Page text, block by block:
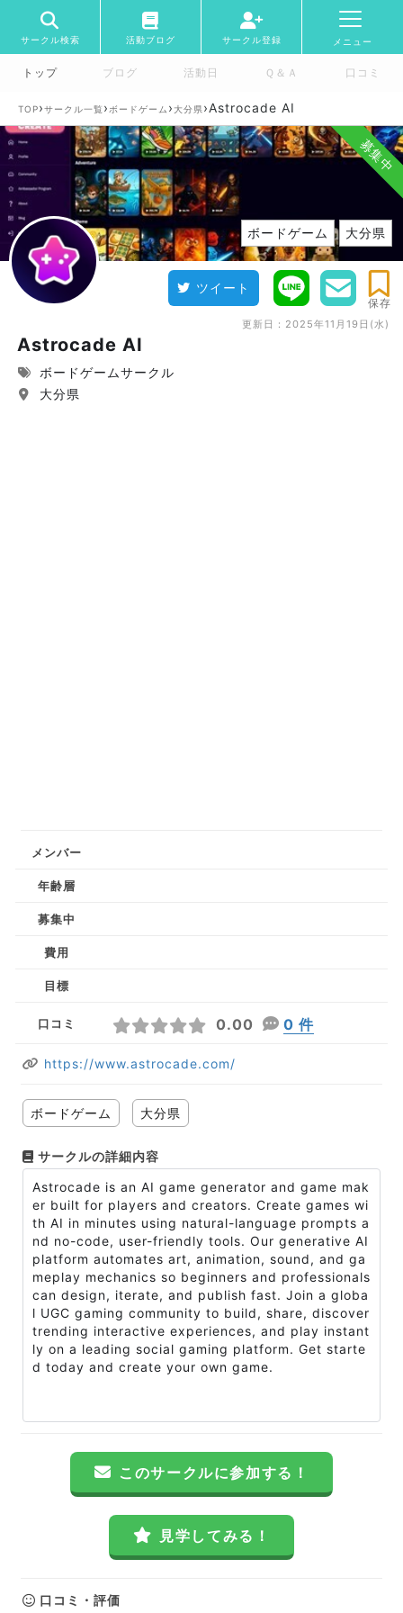
サークル検索 活動ブログ サークル登録 メニュー
トップ ブログ 活動日 Ｑ＆Ａ 口コミ
TOP›サークル一覧 › ボードゲーム › 大分県›Astrocade AI
募集中
ボードゲーム 大分県
ツイート
保存
更新日： 2025年11月19日(水)
Astrocade AI
ボードゲームサークル
大分県
メンバー
年齢層
募集中
費用
目標
口コミ 0.00 0 件
https://www.astrocade.com/
ボードゲーム 大分県
サークルの詳細内容
Astrocade is an AI game generator and game mak
er built for players and creators. Create games wi
th AI in minutes using natural-language prompts a
nd no-code, user-friendly tools. Our generative AI
platform automates art, animation, sound, and ga
meplay mechanics so beginners and professionals
can design, iterate, and publish fast. Join a globa
l UGC gaming community to build, share, discover
trending interactive experiences, and play instant
ly on a leading social gaming platform. Get starte
d today and create your own game.
このサークルに参加する！
見学してみる！
口コミ・評価